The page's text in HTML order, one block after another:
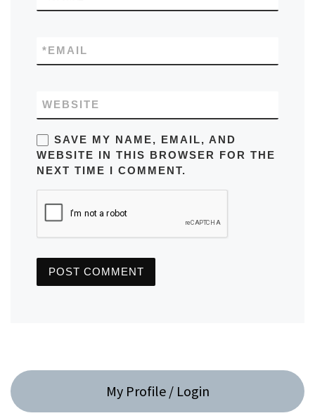
EMAIL
*
WEBSITE
SAVE MY NAME, EMAIL, AND
WEBSITE IN THIS BROWSER FOR THE
NEXT TIME I COMMENT.
My Profile / Login